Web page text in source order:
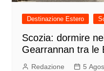
Destinazione Estero
Scozia: dormire
Gearrannan tra le
Redazione 5